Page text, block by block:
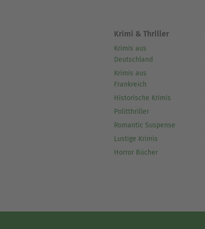
Krimi & Thriller
Krimis aus
Deutschland
Krimis aus
Frankreich
Historische Krimis
Politthriller
Romantic Suspense
Lustige Krimis
Horror Bücher